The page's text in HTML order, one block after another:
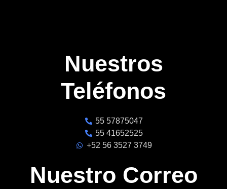
Nuestros
Teléfonos
55 57875047
55 41652525
+52 56 3527 3749
Nuestro Correo